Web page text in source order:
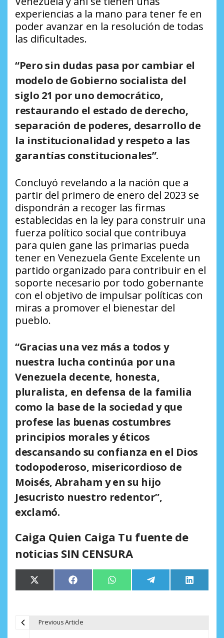
experiencias a la mano para tener fe en
poder avanzar en la resolución de todas
las dificultades.
“Pero sin dudas pasa por cambiar el
modelo de Gobierno socialista del
siglo 21 por uno democrático,
restaurando el estado de derecho,
separación de poderes, desarrollo de
la institucionalidad y respeto a las
garantías constitucionales”.
Concluyó revelando a la nación que a
partir del primero de enero del 2023 se
dispondrán a recoger las firmas
establecidas en la ley para construir una
fuerza político social que contribuya
para quien gane las primarias pueda
tener en Venezuela Gente Excelente un
partido organizado para contribuir en el
soporte necesario por todo gobernante
con el objetivo de impulsar políticas con
miras a promover el bienestar del
pueblo.
“Gracias una vez más a todos y
nuestra lucha continúa por una
Venezuela decente, honesta,
pluralista, en defensa de la familia
como la base de la sociedad y que
profese las buenas costumbres
principios morales y éticos
descansando su confianza en el Dios
todopoderoso, misericordioso de
Moisés, Abraham y en su hijo
Jesucristo nuestro redentor”,
exclamó.
Caiga Quien Caiga Tu fuente de
noticias SIN CENSURA
Compartir
en
X
(Twitter)
Compartir
en
Facebook Compartir
en
WhatsApp Compartir
en
Telegram
en
LinkedIn
Previous Article